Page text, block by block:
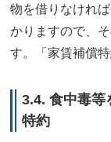
物を借りなけれ
かりますので、
す。「家賃補償
3.4. 食中毒等
特約